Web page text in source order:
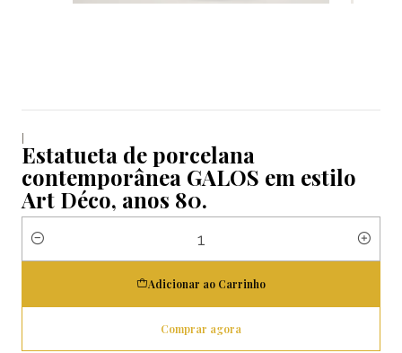
|
Estatueta de porcelana
contemporânea GALOS em estilo
Art Déco, anos 80.
Quantidade
Adicionar ao Carrinho
Comprar agora